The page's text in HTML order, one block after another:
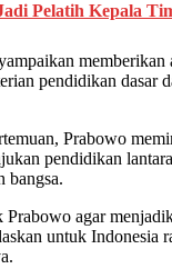
Pelatih Kepala
memberikan
pendidikan dasar
Prabowo
pendidikan
bangsa.
Prabowo agar
untuk Indonesia